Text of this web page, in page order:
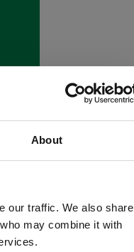
About
our traffic. We also share
may combine it with